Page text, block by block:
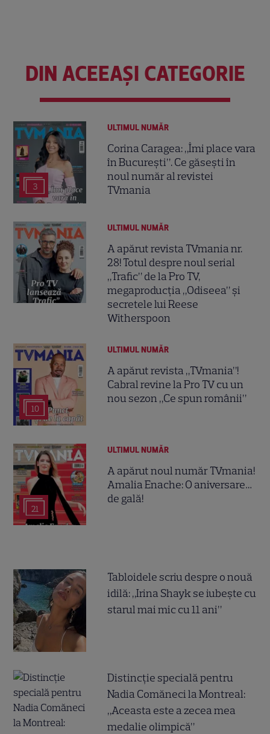
DIN ACEEAȘI CATEGORIE
3
ULTIMUL NUMĂR
Corina Caragea: „Îmi place vara
în București”. Ce găsești în
noul număr al revistei
TVmania
ULTIMUL NUMĂR
A apărut revista TVmania nr.
28! Totul despre noul serial
„Trafic” de la Pro TV,
megaproducția „Odiseea” și
secretele lui Reese
Witherspoon
10
ULTIMUL NUMĂR
A apărut revista „TVmania”!
Cabral revine la Pro TV cu un
nou sezon „Ce spun românii”
21
ULTIMUL NUMĂR
A apărut noul număr TVmania!
Amalia Enache: O aniversare…
de gală!
Tabloidele scriu despre o nouă
idilă: „Irina Shayk se iubește cu
starul mai mic cu 11 ani”
Distincție specială pentru
Nadia Comăneci la Montreal:
„Aceasta este a zecea mea
medalie olimpică”